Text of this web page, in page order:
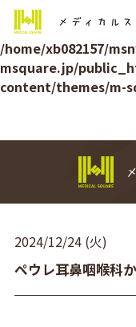
Warning
: Attempt to
/home/xb082157/
msquare.jp/
content/themes/m-
2024/12/24 (火)
ペウレ耳鼻咽喉科